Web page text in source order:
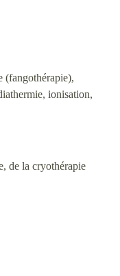
(fangothérapie),
ionisation,
de la cryothérapie